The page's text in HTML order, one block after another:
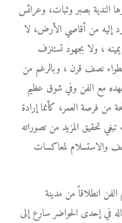
الندية بصبر وثبات، وعرائس
إليه من أقاصي الأرض، لا
، ولا بجهود تستنزف
نصف قرن ، وبالرغم من
مع الفن وفي شوق عظيم
من فرصة العمر، كأنما إرادة
تبغي تحقيق المزيد من تصوراته
والاستسلام لمعاكسات
الفن انطلاقاً من مدينة
في إحدى الحواضر سارع إلى